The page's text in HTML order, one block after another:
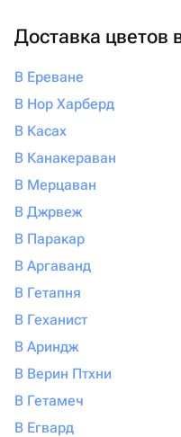
Доставка цветов
В Ереване
В Нор Харберд
В Касах
В Канакераван
В Мерцаван
В Джрвеж
В Паракар
В Аргаванд
В Гетапня
В Геханист
В Ариндж
В Верин Птхни
В Гетамеч
В Егвард